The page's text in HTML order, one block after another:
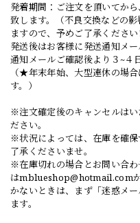
発着期間：ご注文を頂いてか
致します。（不良交換などの
ますので、予めご了承ください
発送後はお客様に発送通知メ
通知メールご確認後より３~４
（★年末年始、大型連休の場
す。）
※注文確定後のキャンセルは
ださい。
※状況によっては、在庫を確
了承くださいませ。
※在庫切れの場合とお問い合
はmblueshop@hotmail.com
かないときは、まず「迷惑メ
ます。